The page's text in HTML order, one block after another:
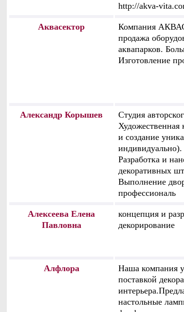
http://akva-
Аквасектор
Компания
продажа
аквапарков.
Изготовление
Александр Корышев
Студия
Художественная
и создание
индивидуально).
Разработка и
декоративных
Выполнение
профессиональ
Алексеева Елена
Павловна
концепция и
декорирование
Алфлора
Наша компания
поставкой
настольные